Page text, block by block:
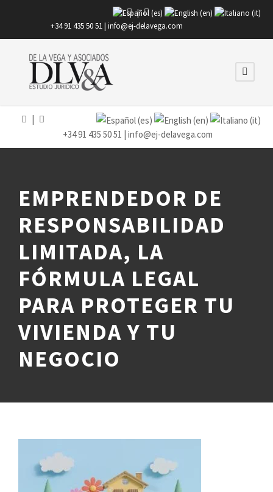
|
+34 91 435 50 51 | info@ej-delavega.com
+34 91 435 50 51 | info@ej-delavega.com
EMPRENDEDOR DE
RESPONSABILIDAD
LIMITADA, LA
FÓRMULA LEGAL
PARA PROTEGER TU
VIVIENDA Y TU
NEGOCIO